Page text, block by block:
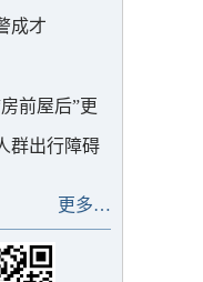
成才
前屋后”更
群出行障碍
更多…